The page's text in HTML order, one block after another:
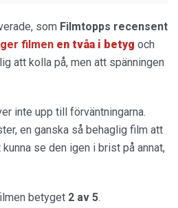
som Filmtopps recensent
ger filmen en tvåa i betyg och
att kolla på, men att spänningen
inte upp till förväntningarna.
en ganska så behaglig film att
se den igen i brist på annat,
betyget 2 av 5.